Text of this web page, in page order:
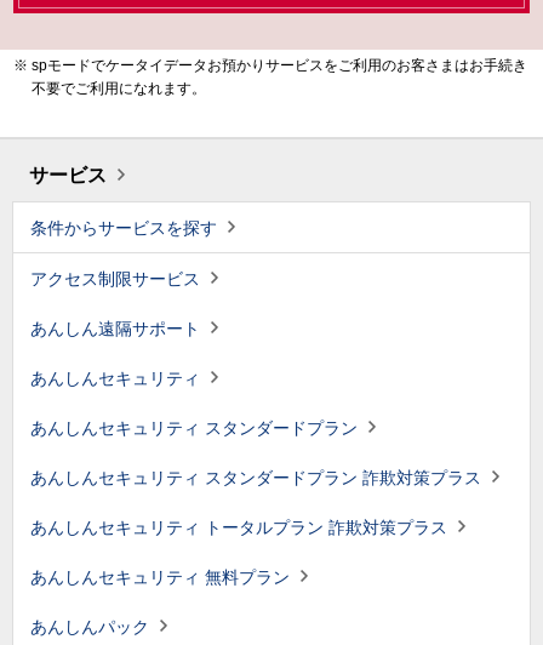
spモードでケータイデータお預かりサービスをご利用のお客さまはお手続き
不要でご利用になれます。
サービス
条件からサービスを探す
アクセス制限サービス
あんしん遠隔サポート
あんしんセキュリティ
あんしんセキュリティ スタンダードプラン
あんしんセキュリティ スタンダードプラン 詐欺対策プラス
あんしんセキュリティ トータルプラン 詐欺対策プラス
あんしんセキュリティ 無料プラン
あんしんパック